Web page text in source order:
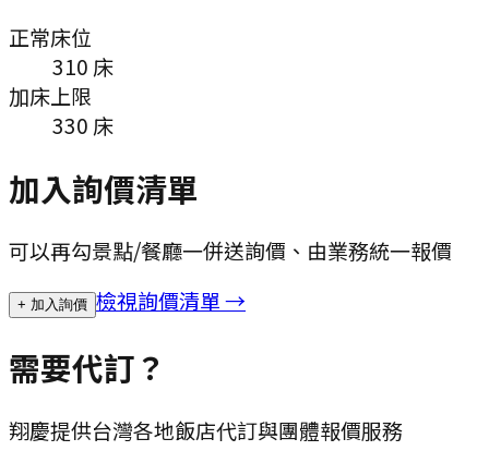
正常床位
310 床
加床上限
330 床
加入詢價清單
可以再勾景點/餐廳一併送詢價、由業務統一報價
+ 加入詢價 檢視詢價清單 →
需要代訂？
翔慶提供台灣各地飯店代訂與團體報價服務